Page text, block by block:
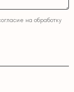
на обработку